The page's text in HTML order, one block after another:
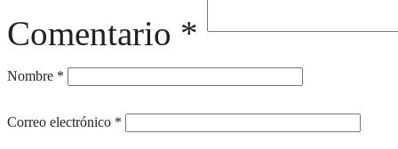
Comentario *
Nombre *
Correo electrónico *